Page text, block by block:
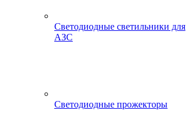
Светодиодные светильники для
АЗС
Светодиодные прожекторы